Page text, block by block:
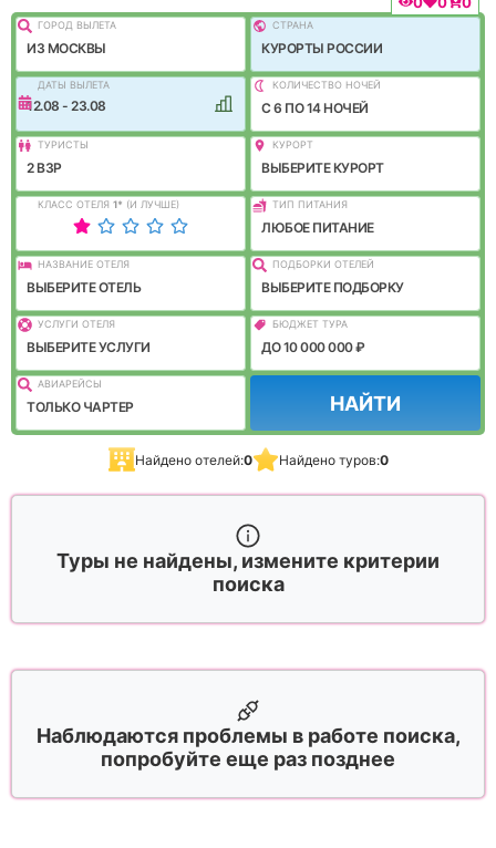
ГОРОД ВЫЛEТА
ИЗ МОСКВЫ
СТРАНА
КУРОРТЫ РОССИИ
ДАТЫ ВЫЛЕТА
12.08 - 23.08
КОЛИЧЕСТВО НОЧЕЙ
C 6 ПО 14 НОЧЕЙ
ТУРИСТЫ
2 ВЗР
КУРОРТ
ВЫБЕРИТЕ КУРОРТ
КЛАСС ОТЕЛЯ 1* (И ЛУЧШЕ) ТИП ПИТАНИЯ
ЛЮБОЕ ПИТАНИЕ
НАЗВАНИЕ ОТЕЛЯ
ВЫБЕРИТЕ ОТЕЛЬ
ПОДБОРКИ ОТЕЛЕЙ
ВЫБЕРИТЕ ПОДБОРКУ
УСЛУГИ ОТЕЛЯ
ВЫБЕРИТЕ УСЛУГИ
БЮДЖЕТ ТУРА
ДО 10 000 000 ₽
АВИАРЕЙСЫ
ТОЛЬКО ЧАРТЕР НАЙТИ
Найдено отелей:0 Найдено туров:0
Туры не найдены, измените критерии
поиска
Наблюдаются проблемы в работе поиска,
попробуйте еще раз позднее